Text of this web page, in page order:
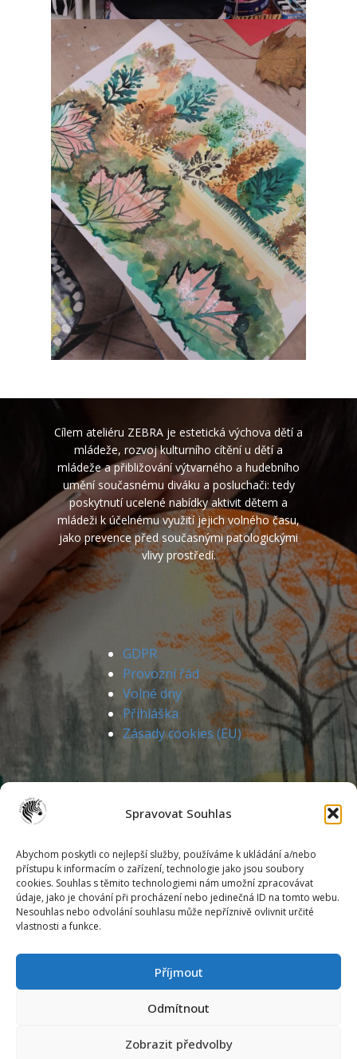
Spravovat Souhlas
Abychom poskytli co nejlepší služby, používáme k ukládání a/nebo
přístupu k informacím o zařízení, technologie jako jsou soubory
cookies. Souhlas s těmito technologiemi nám umožní zpracovávat
údaje, jako je chování při procházení nebo jedinečná ID na tomto webu.
Nesouhlas nebo odvolání souhlasu může nepříznivě ovlivnit určité
vlastnosti a funkce.
Příjmout
Odmítnout
Zobrazit předvolby
Cílem ateliéru ZEBRA je estetická výchova dětí a
mládeže, rozvoj kulturního cítění u dětí a
mládeže a přibližování výtvarného a hudebního
umění současnému diváku a posluchači: tedy
poskytnutí ucelené nabídky aktivit dětem a
mládeži k účelnému využití jejich volného času,
jako prevence před současnými patologickými
vlivy prostředí.
GDPR
Provozní řád
Volné dny
Přihláška
Zásady cookies (EU)
Markéta Kunstová
Podlesí IV./5302
e-mail: zebrazlin@gmail.com
IČ: 72438436